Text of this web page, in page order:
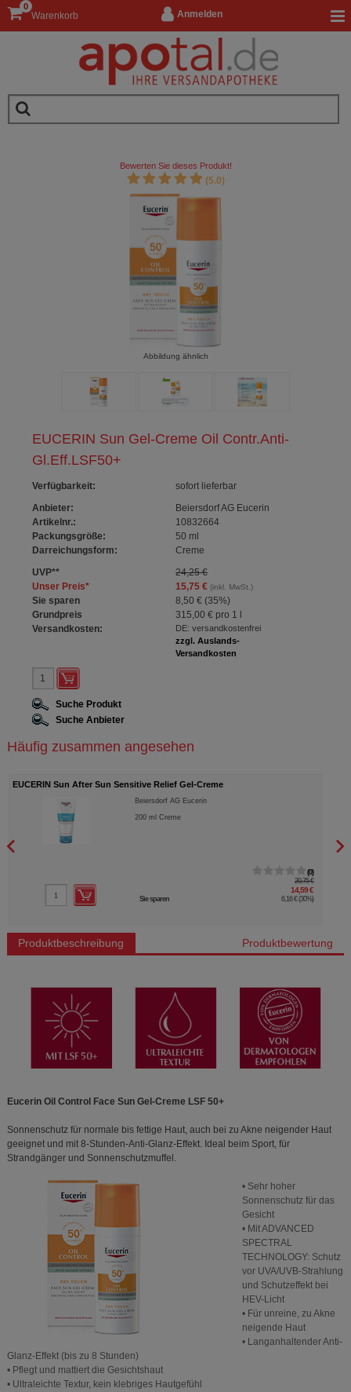
Anmelden
Warenkorb
0
EUCERIN Sun Gel-Creme Oil Contr.Anti-
Gl.Eff.LSF50+
Verfügbarkeit:
sofort lieferbar
Anbieter:
Beiersdorf AG Eucerin
Artikelnr.:
10832664
Packungsgröße:
50 ml
Darreichungsform:
Creme
UVP**
24,25 €
Unser Preis* 15,75 €(inkl. MwSt.)
Sie sparen 8,50 € (35%)
Grundpreis
315,00 €pro 1 l
Versandkosten:
DE: versandkostenfrei
zzgl. Auslands-
Versandkosten
Bewerten Sie dieses Produkt!
(5.0)
Abbildung ähnlich
Suche Produkt
Suche Anbieter
Häufig zusammen angesehen
EUCERIN Sun Fluid Pigment Control mittel LSF 50+
Beiersdorf AG Eucerin
50ml Creme
2
26,25 €
18,19 €
Sie sparen 8,06 € (31%)
…
Produktbeschreibung Produktbewertung
Eucerin Oil Control Face Sun Gel-Creme LSF 50+
Sonnenschutz für normale bis fettige Haut, auch bei zu Akne neigender Haut
geeignet und mit 8-Stunden-Anti-Glanz-Effekt. Ideal beim Sport, für
Strandgänger und Sonnenschutzmuffel.
• Sehr hoher
Sonnenschutz für das
Gesicht
• Mit ADVANCED
SPECTRAL
TECHNOLOGY: Schutz
vor UVA/UVB-Strahlung
und Schutzeffekt bei
HEV-Licht
• Für unreine, zu Akne
neigende Haut
• Langanhaltender Anti-
Glanz-Effekt (bis zu 8 Stunden)
• Pflegt und mattiert die Gesichtshaut
• Ultraleichte Textur, kein klebriges Hautgefühl